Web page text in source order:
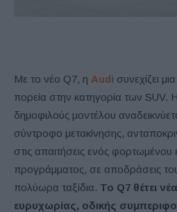
Με το νέο Q7, η Audi συνεχίζει
πορεία στην κατηγορία των SUV. Η
δημοφιλούς μοντέλου
σύντροφο μετακίνησης,
στις απαιτήσεις ενός φορτωμένου
προγράμματος, σε αποδράσεις
πολύωρα ταξίδια. Το Q7 θέτει
ευρυχωρίας, οδικής